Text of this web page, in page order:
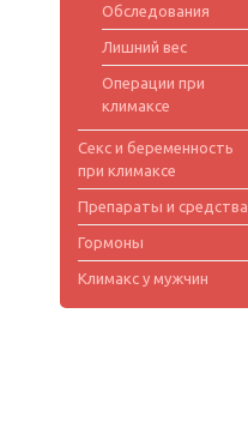
Обследования
Лишний вес
Операции при
климаксе
Секс и беременность
при климаксе
Препараты и средства
Гормоны
Климакс у мужчин